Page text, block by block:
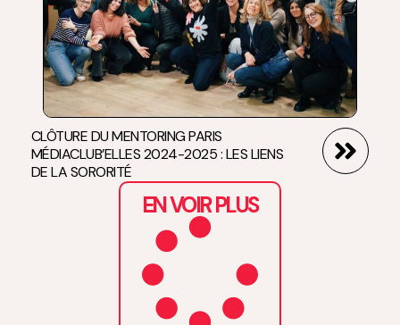
CLÔTURE DU MENTORING PARIS
MÉDIACLUB’ELLES 2024-2025 : LES LIENS
DE LA SORORITÉ
EN VOIR PLUS